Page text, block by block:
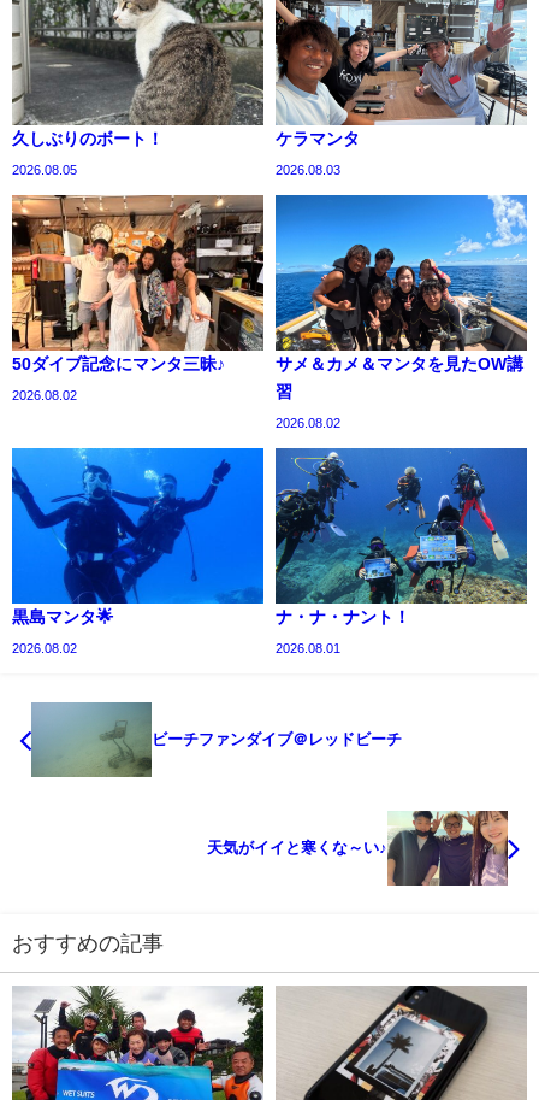
久しぶりのボート！
2026.08.05
ケラマンタ
2026.08.03
50ダイブ記念にマンタ三昧♪
2026.08.02
サメ＆カメ＆マンタを見たOW講
習
2026.08.02
黒島マンタ🌟
2026.08.02
ナ・ナ・ナント！
2026.08.01
ビーチファンダイブ＠レッドビーチ
天気がイイと寒くな～い♪
おすすめの記事